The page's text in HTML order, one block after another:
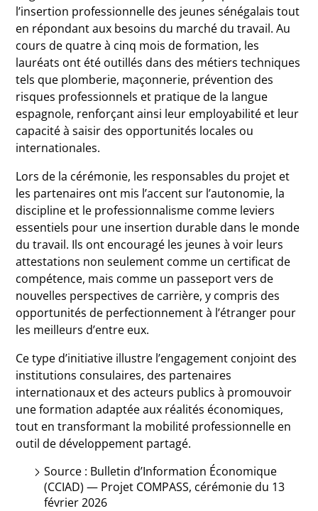
l’insertion professionnelle des jeunes sénégalais tout
en répondant aux besoins du marché du travail. Au
cours de quatre à cinq mois de formation, les
lauréats ont été outillés dans des métiers techniques
tels que plomberie, maçonnerie, prévention des
risques professionnels et pratique de la langue
espagnole, renforçant ainsi leur employabilité et leur
capacité à saisir des opportunités locales ou
internationales.
Lors de la cérémonie, les responsables du projet et
les partenaires ont mis l’accent sur l’autonomie, la
discipline et le professionnalisme comme leviers
essentiels pour une insertion durable dans le monde
du travail. Ils ont encouragé les jeunes à voir leurs
attestations non seulement comme un certificat de
compétence, mais comme un passeport vers de
nouvelles perspectives de carrière, y compris des
opportunités de perfectionnement à l’étranger pour
les meilleurs d’entre eux.
Ce type d’initiative illustre l’engagement conjoint des
institutions consulaires, des partenaires
internationaux et des acteurs publics à promouvoir
une formation adaptée aux réalités économiques,
tout en transformant la mobilité professionnelle en
outil de développement partagé.
Source : Bulletin d’Information Économique
(CCIAD) — Projet COMPASS, cérémonie du 13
février 2026